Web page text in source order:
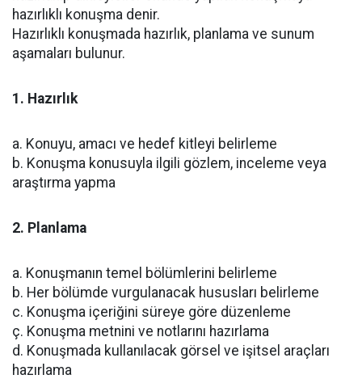
hazırlıklı konuşma denir.
Hazırlıklı konuşmada hazırlık, planlama ve sunum
aşamaları bulunur.
1. Hazırlık
a. Konuyu, amacı ve hedef kitleyi belirleme
b. Konuşma konusuyla ilgili gözlem, inceleme veya
araştırma yapma
2. Planlama
a. Konuşmanın temel bölümlerini belirleme
b. Her bölümde vurgulanacak hususları belirleme
c. Konuşma içeriğini süreye göre düzenleme
ç. Konuşma metnini ve notlarını hazırlama
d. Konuşmada kullanılacak görsel ve işitsel araçları
hazırlama